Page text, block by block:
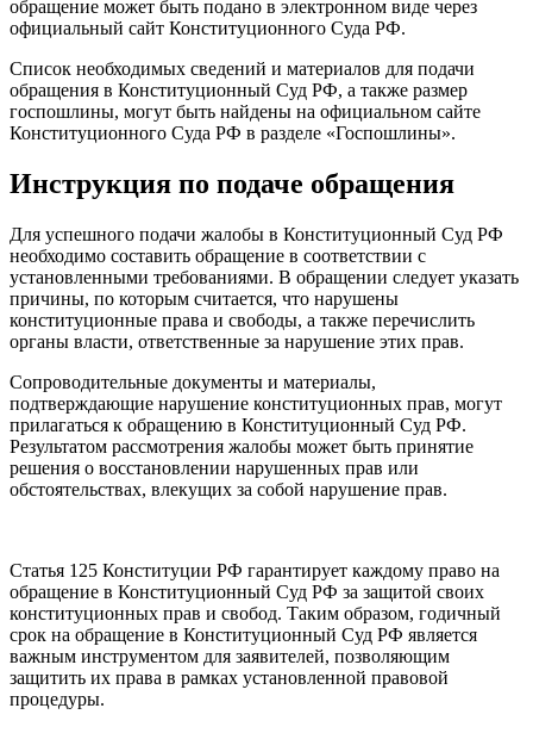
обращение может быть подано в электронном виде через
официальный сайт Конституционного Суда РФ.
Список необходимых сведений и материалов для подачи
обращения в Конституционный Суд РФ, а также размер
госпошлины, могут быть найдены на официальном сайте
Конституционного Суда РФ в разделе «Госпошлины».
Инструкция по подаче обращения
Для успешного подачи жалобы в Конституционный Суд РФ
необходимо составить обращение в соответствии с
установленными требованиями. В обращении следует указать
причины, по которым считается, что нарушены
конституционные права и свободы, а также перечислить
органы власти, ответственные за нарушение этих прав.
Сопроводительные документы и материалы,
подтверждающие нарушение конституционных прав, могут
прилагаться к обращению в Конституционный Суд РФ.
Результатом рассмотрения жалобы может быть принятие
решения о восстановлении нарушенных прав или
обстоятельствах, влекущих за собой нарушение прав.
Статья 125 Конституции РФ гарантирует каждому право на
обращение в Конституционный Суд РФ за защитой своих
конституционных прав и свобод. Таким образом, годичный
срок на обращение в Конституционный Суд РФ является
важным инструментом для заявителей, позволяющим
защитить их права в рамках установленной правовой
процедуры.